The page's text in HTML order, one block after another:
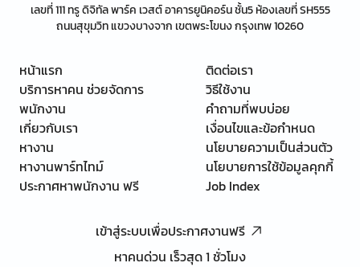
เลขที่ 111 ทรู ดิจิทัล พาร์ค เวสต์ อาคารยูนิคอร์น ชั้น5 ห้องเลขที่ SH555
ถนนสุขุมวิท แขวงบางจาก เขตพระโขนง กรุงเทพ 10260
หน้าแรก
บริการหาคน ช่วยจัดการ
พนักงาน
เกี่ยวกับเรา
หางาน
หางานพาร์ทไทม์
ประกาศหาพนักงาน ฟรี
ติดต่อเรา
วิธีใช้งาน
คำถามที่พบบ่อย
เงื่อนไขและข้อกำหนด
นโยบายความเป็นส่วนตัว
นโยบายการใช้ข้อมูลคุกกี้
Job Index
เข้าสู่ระบบเพื่อประกาศงานฟรี
หาคนด่วน เร็วสุด 1 ชั่วโมง